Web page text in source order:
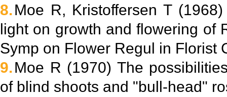
8.Moe R, Kristoffersen T
light on growth and flowering of
Symp on Flower Regul in Florist
9.Moe R (1970) The
of blind shoots and "bull-head"